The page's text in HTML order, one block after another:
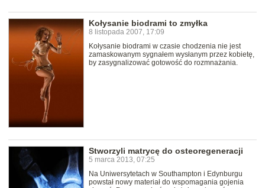
Kołysanie biodrami to zmyłka
8 listopada 2007, 17:09
Kołysanie biodrami w czasie chodzenia nie jest
zamaskowanym sygnałem wysłanym przez kobietę,
by zasygnalizować gotowość do rozmnażania.
Stworzyli matrycę do osteoregeneracji
5 marca 2013, 07:25
Na Uniwersytetach w Southampton i Edynburgu
powstał nowy materiał do wspomagania gojenia